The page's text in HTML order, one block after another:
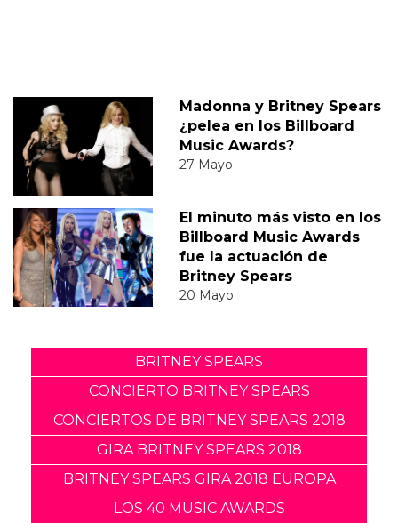
Madonna y Britney Spears
¿pelea en los Billboard
Music Awards?
27 Mayo
El minuto más visto en los
Billboard Music Awards
fue la actuación de
Britney Spears
20 Mayo
BRITNEY SPEARS
CONCIERTO BRITNEY SPEARS
CONCIERTOS DE BRITNEY SPEARS 2018
GIRA BRITNEY SPEARS 2018
BRITNEY SPEARS GIRA 2018 EUROPA
LOS 40 MUSIC AWARDS